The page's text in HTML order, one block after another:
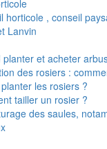
horticole , conseil
Lanvin
planter et acheter
des rosiers :
les rosiers ?
tailler un rosier ?
des saules,